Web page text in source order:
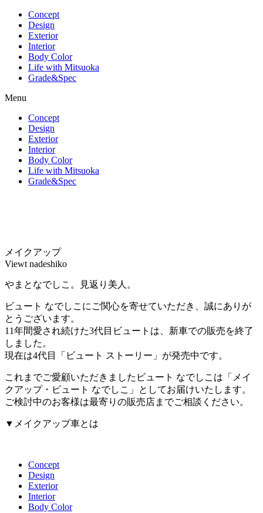
Concept
Design
Exterior
Interior
Body Color
Life with Mitsuoka
Grade&Spec
Menu
Concept
Design
Exterior
Interior
Body Color
Life with Mitsuoka
Grade&Spec
メイクアップ
Viewt nadeshiko
やまとなでしこ。見返り美人。
ビュート なでしこにご関心を寄せていただき、誠にありが
とうございます。
11年間愛され続けた3代目ビュートは、新車での販売を終了
しました。
現在は4代目「ビュート ストーリー」が発売中です。
これまでご愛顧いただきましたビュート なでしこは「メイ
クアップ・ビュート なでしこ」としてお届けいたします。
ご検討中のお客様は最寄りの販売店までご相談ください。
▼メイクアップ車とは
Concept
Design
Exterior
Interior
Body Color